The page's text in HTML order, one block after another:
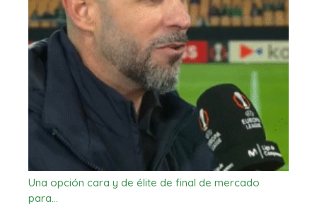
Una opción cara y de élite de final de mercado
para…